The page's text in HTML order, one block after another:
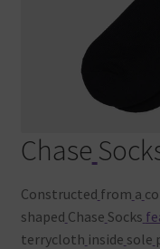
Chase
Constructed from a
shaped Chase Socks
terrycloth inside sole